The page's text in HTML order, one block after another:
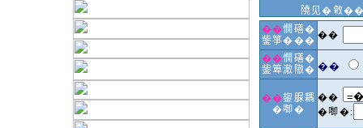
隢见�敹
��憪磰�
鈭箏��� ��
��憪磰�
鈭箄澈隞� ��
��鋆脲耦
�啣�
��
�啣�: